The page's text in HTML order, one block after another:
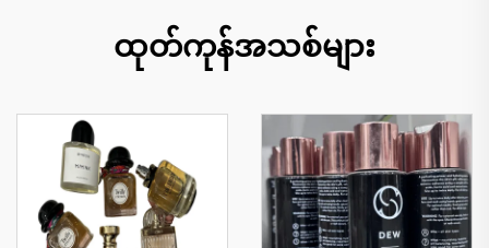
ထုတ်ကုန်အသစ်များ